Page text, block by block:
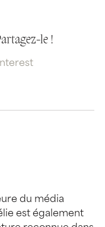
le !
du média
est également